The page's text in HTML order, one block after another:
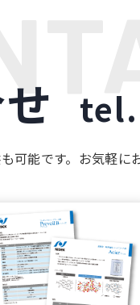
tel.
可能です。お気軽に